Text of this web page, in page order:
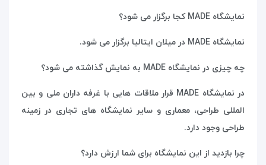
نمایشگاه MADE کجا برگزار می شود؟
نمایشگاه MADE در میلان ایتالیا برگزار می شود.
چه چیزی در نمایشگاه MADE به نمایش گذاشته می شود؟
در نمایشگاه MADE قرار ملاقات هایی با غرفه داران ملی و بین
المللی طراحی، معماری و سایر نمایشگاه های تجاری در زمینه
طراحی وجود دارد.
چرا بازدید از این نمایشگاه برای شما ارزش دارد؟